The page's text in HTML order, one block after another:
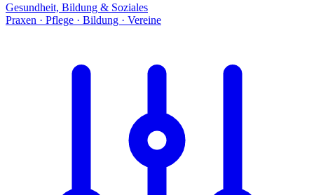
Gesundheit, Bildung & Soziales
Praxen · Pflege · Bildung · Vereine